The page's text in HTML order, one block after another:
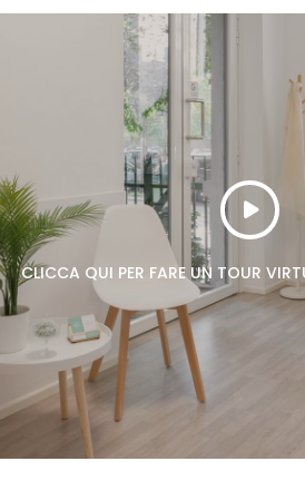
CLICCA QUI PER FARE UN TOUR